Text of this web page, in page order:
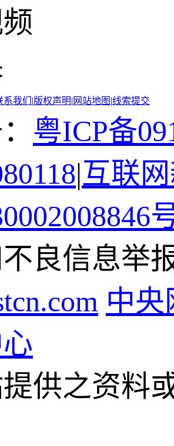
系我们 |版权声明| 网站地图 |线索提交
粤ICP备
|互联
良信息举
中
供之资料